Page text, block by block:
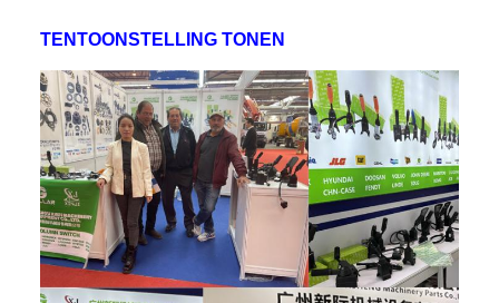
TENTOONSTELLING TONEN